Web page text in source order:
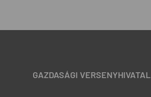
GAZDASÁGI VERSENYHIVATAL